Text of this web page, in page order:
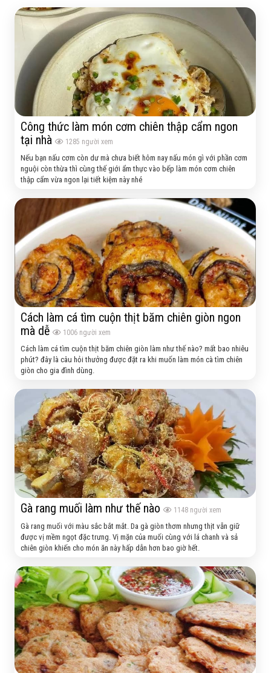
Công thức làm món cơm chiên thập cẩm ngon
tại nhà
1285 người xem
Nếu bạn nấu cơm còn dư mà chưa biết hôm nay nấu món gì với phần cơm
nguội còn thừa thì cùng thế giới ẩm thực vào bếp làm món cơm chiên
thập cẩm vừa ngon lại tiết kiệm này nhé
Cách làm cá tìm cuộn thịt băm chiên giòn ngon
mà dễ
1006 người xem
Cách làm cá tìm cuộn thịt băm chiên giòn làm như thế nào? mất bao nhiêu
phút? đây là câu hỏi thưởng được đặt ra khi muốn làm món cà tìm chiên
giòn cho gia đình dùng.
Gà rang muối làm như thế nào 1148 người xem
Gà rang muối với màu sắc bắt mắt. Da gà giòn thơm nhưng thịt vẫn giữ
được vị mềm ngọt đặc trưng. Vị mặn của muối cùng với lá chanh và sả
chiên giòn khiến cho món ăn này hấp dẫn hơn bao giờ hết.